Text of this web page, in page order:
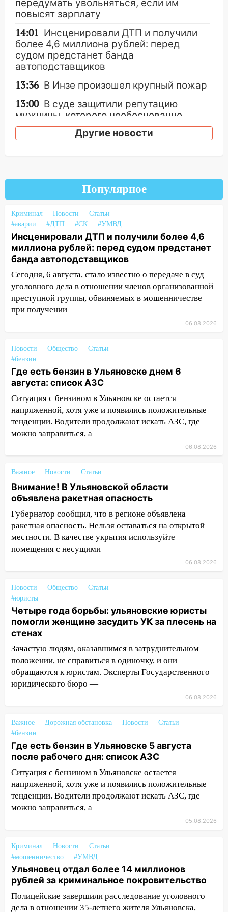
передумать увольняться, если им
повысят зарплату
14:01 Инсценировали ДТП и получили
более 4,6 миллиона рублей: перед
судом предстанет банда
автоподставщиков
13:36 В Инзе произошел крупный пожар
13:00 В суде защитили репутацию
мужчины, которого необоснованно
обвиняли в жестоком обращении с
животными
провернул хитрую схему с чужими
12:10
Ульяновский алиментщик накопил
120 тысяч долга
11:49 Снят режим «Ракетная
опасность» на территории Ульяновской
области
11:30 Кабмин РФ разрешил до 1 июля
2027 года импорт, выпуск и обращение
бензина Евро 2, Евро 3, Евро 4
Соцсети: на Рябикова автомобиль
10:27
Где есть бензин в Ульяновске
днем 6 августа: список АЗС
10:16 Внимание! В Ульяновской области
объявлена ракетная опасность
10:00 В Старомайнском районе утонул
51-летний мужчина
В Ульяновске черный коршун
09:44
Ульяновские спасатели помогли
юному велосипедисту на улице
Чернышевского
08:21 В Заволжском районе украли два
велосипеда
07:18 В Ульяновск идет
тридцатиградусная жара: какая будет
06:00
Четыре года борьбы: ульяновские
юристы помогли женщине засудить УК
за плесень на стенах
05:00 Кому 6 августа звезды сулят
прибыль, а кому — испытания на
прочность
05.08.2026
22:58 Соцсети: на проспекте Тюленева
ДТП с мотоциклистом
жительницу Ульяновской области
19:14
подвез троих незнакомцев на трассе и
заработал уголовное дело
18:14
Прогноз погоды на 6 августа в
Ульяновской области
18:00
Мотофристайл, рок и силовой
17:30
Где есть бензин в Ульяновске 5
августа после рабочего дня: список АЗС
17:05
«Обыск» по видеосвязи: в
Ульяновске задержали 19-летнюю
сообщницу мошенников
Другие новости
Популярное
Криминал Новости
Статьи
#аварии
#ДТП #СК #УМВД
Инсценировали ДТП и получили более 4,6
миллиона рублей: перед судом предстанет
банда автоподставщиков
Сегодня, 6 августа, стало известно о передаче в суд
уголовного дела в отношении членов организованной
преступной группы, обвиняемых в мошенничестве
при получении
06.08.2026
Новости Общество
Статьи
#бензин
Где есть бензин в Ульяновске днем 6
августа: список АЗС
Ситуация с бензином в Ульяновске остается
напряженной, хотя уже и появились положительные
тенденции. Водители продолжают искать АЗС, где
можно заправиться, а
06.08.2026
Важное Новости Статьи
Внимание! В Ульяновской области
объявлена ракетная опасность
Губернатор сообщил, что в регионе объявлена
ракетная опасность. Нельзя оставаться на открытой
местности. В качестве укрытия используйте
помещения с несущими
06.08.2026
Новости Общество
Статьи
#юристы
Четыре года борьбы: ульяновские юристы
помогли женщине засудить УК за плесень на
стенах
Зачастую людям, оказавшимся в затруднительном
положении, не справиться в одиночку, и они
обращаются к юристам. Эксперты Государственного
юридического бюро —
06.08.2026
Важное Дорожная обстановка Новости
Статьи
#бензин
Где есть бензин в Ульяновске 5 августа
после рабочего дня: список АЗС
Ситуация с бензином в Ульяновске остается
напряженной, хотя уже и появились положительные
тенденции. Водители продолжают искать АЗС, где
можно заправиться, а
05.08.2026
Криминал Новости
Статьи
#мошенничество
#УМВД
Ульяновец отдал более 14 миллионов
рублей за криминальное покровительство
Полицейские завершили расследование уголовного
дела в отношении 35-летнего жителя Ульяновска,